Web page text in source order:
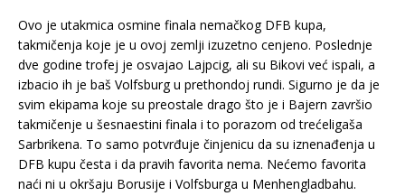
Ovo je utakmica osmine finala nemačkog DFB kupa,
takmičenja koje je u ovoj zemlji izuzetno cenjeno. Poslednje
dve godine trofej je osvajao Lajpcig, ali su Bikovi već ispali, a
izbacio ih je baš Volfsburg u prethondoj rundi. Sigurno je da je
svim ekipama koje su preostale drago što je i Bajern završio
takmičenje u šesnaestini finala i to porazom od trećeligaša
Sarbrikena. To samo potvrđuje činjenicu da su iznenađenja u
DFB kupu česta i da pravih favorita nema. Nećemo favorita
naći ni u okršaju Borusije i Volfsburga u Menhengladbahu.